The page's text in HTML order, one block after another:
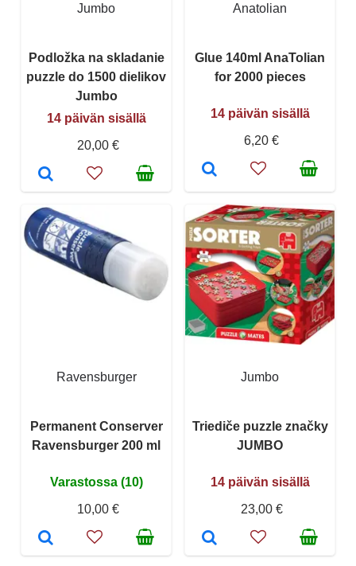
Jumbo
Podložka na skladanie
puzzle do 1500 dielikov
Jumbo
14 päivän sisällä
20,00 €
Anatolian
Glue 140ml AnaTolian
for 2000 pieces
14 päivän sisällä
6,20 €
Ravensburger
Permanent Conserver
Ravensburger 200 ml
Varastossa (10)
10,00 €
Jumbo
Triediče puzzle značky
JUMBO
14 päivän sisällä
23,00 €